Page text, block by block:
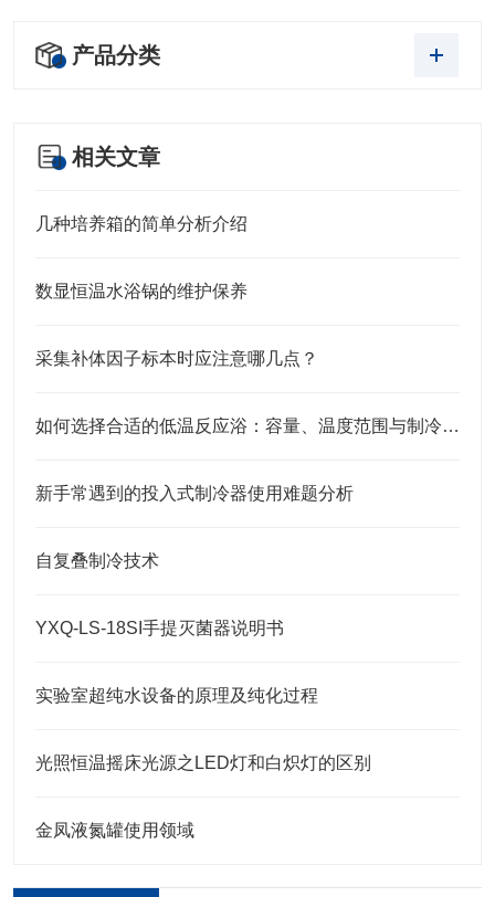
产品分类
相关文章
几种培养箱的简单分析介绍
数显恒温水浴锅的维护保养
采集补体因子标本时应注意哪几点？
如何选择合适的低温反应浴：容量、温度范围与制冷方式
新手常遇到的投入式制冷器使用难题分析
自复叠制冷技术
YXQ-LS-18SI手提灭菌器说明书
实验室超纯水设备的原理及纯化过程
光照恒温摇床光源之LED灯和白炽灯的区别
金凤液氮罐使用领域